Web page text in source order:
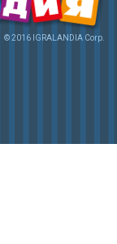
© 2016 IGRALANDIA Corp.